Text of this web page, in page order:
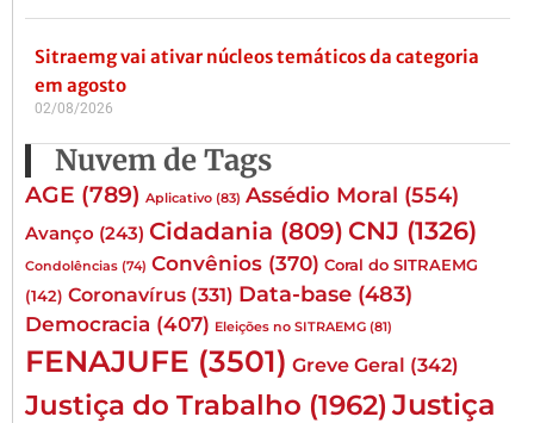
Sitraemg vai ativar núcleos temáticos da categoria
em agosto
02/08/2026
Nuvem de Tags
AGE (789) Aplicativo (83) Assédio Moral (554)
Avanço (243) Cidadania (809) CNJ (1326)
Condolências (74) Convênios (370) Coral do SITRAEMG
(142) Coronavírus (331) Data-base (483)
Democracia (407) Eleições no SITRAEMG (81)
FENAJUFE (3501) Greve Geral (342)
Justiça do Trabalho (1962) Justiça